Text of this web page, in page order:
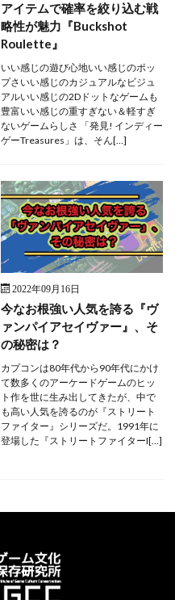
アイテムで確率を絞り込む戦
略性が魅力『Buckshot
Roulette』
いい感じの遊び心地いい感じのポッ
プさいい感じのカジュアルなビジュ
アルいい感じの2Dドットなゲームも
豊富いい感じの重すぎない＆軽すぎ
ないゲームらしさ 「発見! インディー
ゲーTreasures」は、そん[…]
2022年09月16日
今なお根強い人気を誇る『ヴ
ァンパイアセイヴァー』、そ
の秘密は？
カプコンは80年代から90年代にかけ
て数多くのアーケードゲームのヒッ
ト作を世に生み出してきたが、中で
も高い人気を誇るのが『ストリート
ファイター』シリーズだ。1991年に
登場した『ストリートファイターI[…]